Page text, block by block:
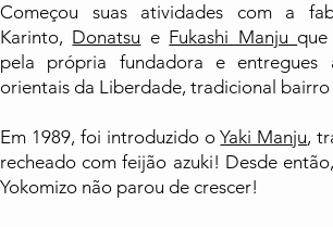
Começou suas atividades com a
Karinto, Donatsu e Fukashi Manju
pela própria fundadora e
orientais da Liberdade, tradicional bairro
Em 1989, foi introduzido oYaki Manju,
recheado com feijão azuki! Desde
Yokomizo não parou de crescer!